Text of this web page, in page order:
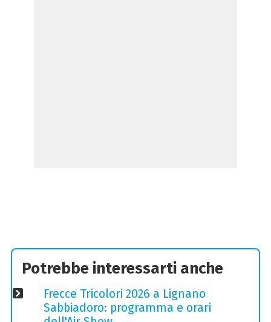
Potrebbe interessarti anche
Frecce Tricolori 2026 a Lignano
Sabbiadoro: programma e orari